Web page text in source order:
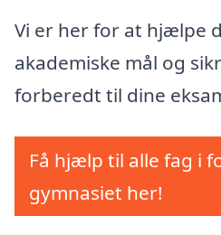
Vi er her for at hjælpe
akademiske mål og
forberedt til dine
Få hjælp til alle fag i
gymnasiet her!